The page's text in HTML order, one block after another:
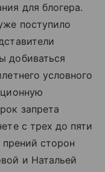
для блогера.
поступило
добиваться
условного
запрета
с трех до пяти
сторон
и Натальей